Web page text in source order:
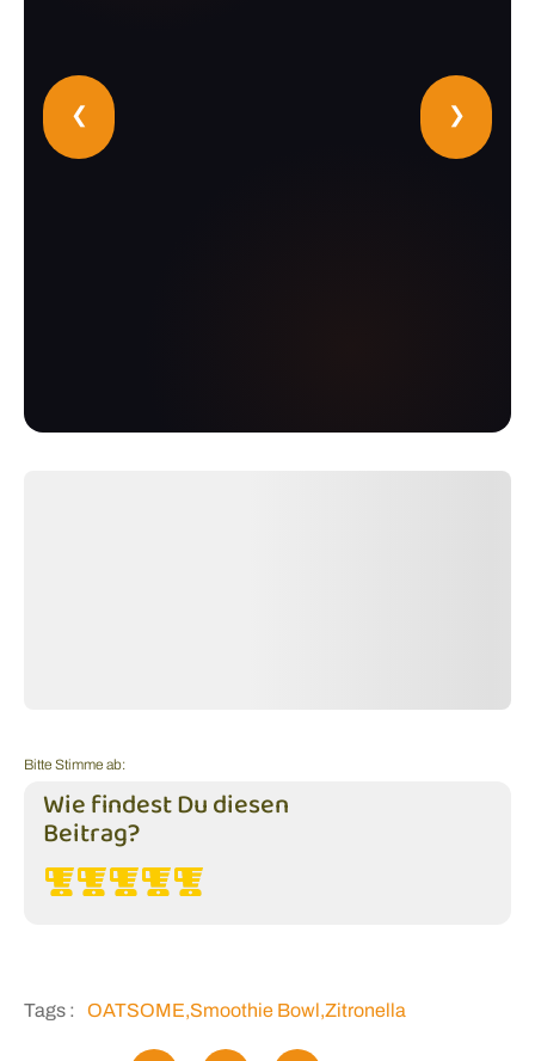
❮ ❯
Bitte Stimme ab:
Wie findest Du diesen
Beitrag?
Tags : OATSOME,Smoothie Bowl,Zitronella